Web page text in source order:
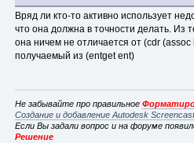
Вряд ли кто-то активно использует
что она должна в точности делать. Из
она ничем не отличается от (cdr (assoc
получаемый из (entget ent)
Не забывайте про правильное
Создание и добавление Autodesk
Если Вы задали вопрос и на форуме
Решение